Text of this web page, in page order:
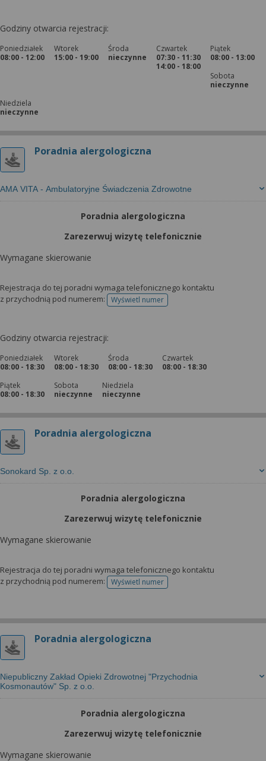
Godziny otwarcia rejestracji:
Poniedziałek
08:00 - 12:00
Wtorek
15:00 - 19:00
Środa
nieczynne
Czwartek
07:30 - 11:30
14:00 - 18:00
Piątek
08:00 - 13:00
Sobota
nieczynne
Niedziela
nieczynne
Poradnia alergologiczna
AMA VITA - Ambulatoryjne Świadczenia Zdrowotne
Poradnia alergologiczna
Zarezerwuj wizytę telefonicznie
Wymagane skierowanie
Rejestracja do tej poradni wymaga telefonicznego kontaktu
z przychodnią pod numerem:
Wyświetl numertelefonu do rejestracji
Godziny otwarcia rejestracji:
Poniedziałek
08:00 - 18:30
Wtorek
08:00 - 18:30
Środa
08:00 - 18:30
Czwartek
08:00 - 18:30
Piątek
08:00 - 18:30
Sobota
nieczynne
Niedziela
nieczynne
Poradnia alergologiczna
Sonokard Sp. z o.o.
Poradnia alergologiczna
Zarezerwuj wizytę telefonicznie
Wymagane skierowanie
Rejestracja do tej poradni wymaga telefonicznego kontaktu
z przychodnią pod numerem:
Wyświetl numertelefonu do rejestracji
Poradnia alergologiczna
Niepubliczny Zakład Opieki Zdrowotnej "Przychodnia
Kosmonautów" Sp. z o.o.
Poradnia alergologiczna
Zarezerwuj wizytę telefonicznie
Wymagane skierowanie